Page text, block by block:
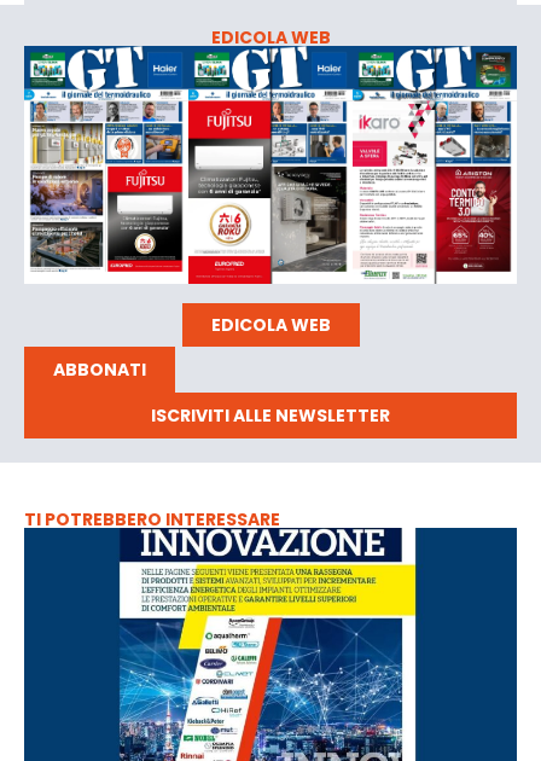
EDICOLA WEB
EDICOLA WEB
ABBONATI
ISCRIVITI ALLE NEWSLETTER
TI POTREBBERO INTERESSARE